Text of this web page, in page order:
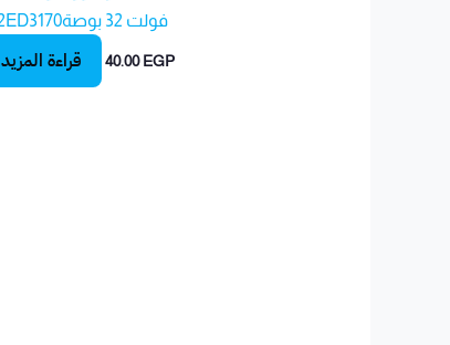
فولت 32 بوصة32ED3170
40.00EGP قراءة المزيد